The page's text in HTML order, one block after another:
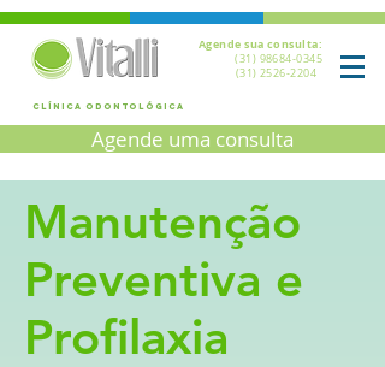
Agende sua consulta:
(31) 98684-0345
(31) 2526-2204
CLÍNICA ODONTOLÓGICA
Agende uma consulta
Manutenção
Preventiva e
Profilaxia